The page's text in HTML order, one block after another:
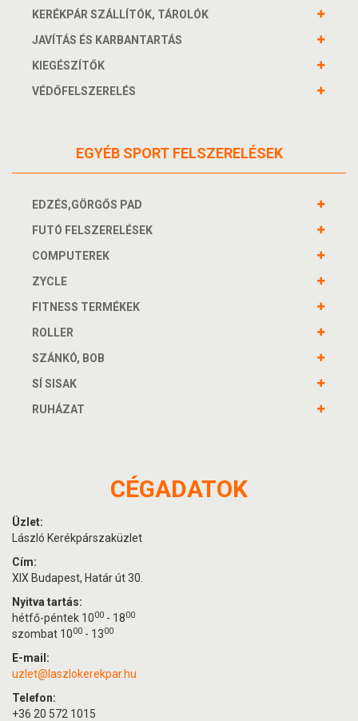
KERÉKPÁR SZÁLLÍTÓK, TÁROLÓK
JAVÍTÁS ÉS KARBANTARTÁS
KIEGÉSZÍTŐK
VÉDŐFELSZERELÉS
EGYÉB SPORT FELSZERELÉSEK
EDZÉS,GÖRGŐS PAD
FUTÓ FELSZERELÉSEK
COMPUTEREK
ZYCLE
FITNESS TERMÉKEK
ROLLER
SZÁNKÓ, BOB
SÍ SISAK
RUHÁZAT
CÉGADATOK
Üzlet:
László Kerékpárszaküzlet
Cím:
XIX Budapest, Határ út 30.
Nyitva tartás:
hétfő-péntek 1000 - 1800
szombat 1000 - 1300
E-mail:
uzlet@laszlokerekpar.hu
Telefon:
+36 20 572 1015